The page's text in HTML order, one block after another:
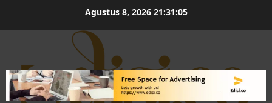
Agustus 8, 2026 21:31:06